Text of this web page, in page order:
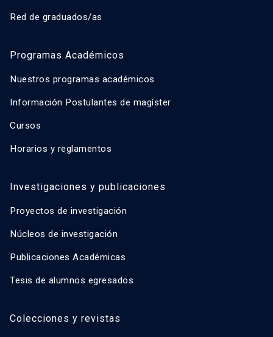
Red de graduados/as
Programas Académicos
Nuestros programas académicos
Información Postulantes de magíster
Cursos
Horarios y reglamentos
Investigaciones y publicaciones
Proyectos de investigación
Núcleos de investigación
Publicaciones Académicas
Tesis de alumnos egresados
Colecciones y revistas